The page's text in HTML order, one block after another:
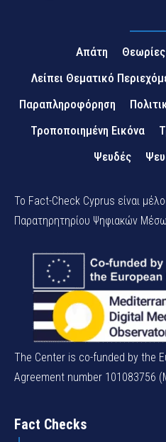
Απάτη
Λείπει Θεματικό
Παραπληροφόρηση
Τροποποιημένη Εικόνα
Ψευδές
Το Fact-Check Cyprus είναι
Παρατηρητηρίου Ψηφιακών
The Center is co-funded by the
Agreement number 101083756
Fact Checks